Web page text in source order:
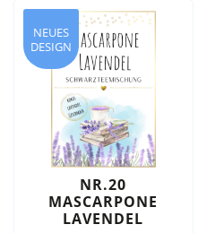
NEUES
DESIGN
NR.20
MASCARPONE
LAVENDEL